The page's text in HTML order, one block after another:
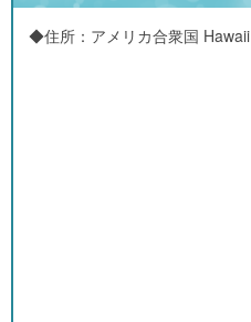
◆住所：アメリカ合衆国 Hawaii